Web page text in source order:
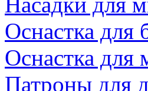
Оснастка для
Оснастка для
Патроны для